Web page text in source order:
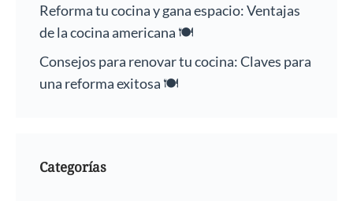
Reforma tu cocina y gana espacio: Ventajas
de la cocina americana 🍽️
Consejos para renovar tu cocina: Claves para
una reforma exitosa 🍽️
Categorías